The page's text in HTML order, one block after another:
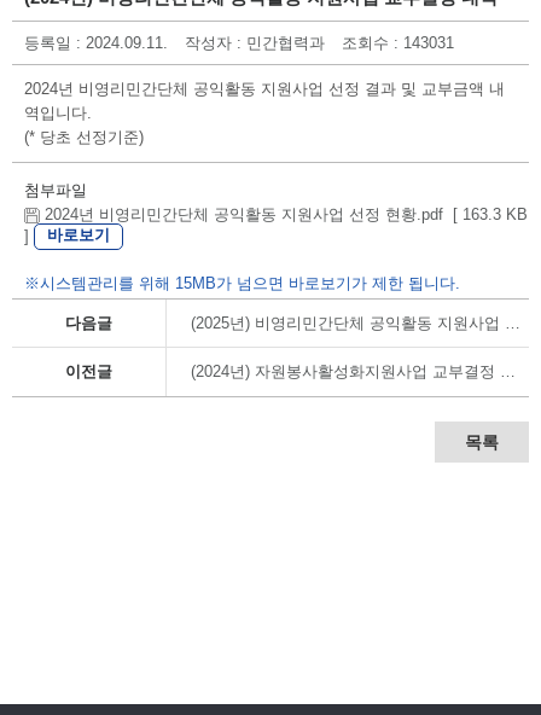
등록일 : 2024.09.11. 작성자 : 민간협력과 조회수 : 143031
2024년 비영리민간단체 공익활동 지원사업 선정 결과 및 교부금액 내
역입니다.
(* 당초 선정기준)
첨부파일
2024년 비영리민간단체 공익활동 지원사업 선정 현황.pdf [ 163.3 KB
]
바로보기
※시스템관리를 위해 15MB가 넘으면 바로보기가 제한 됩니다.
다음글 (2025년) 비영리민간단체 공익활동 지원사업 교부결정 내역
이전글 (2024년) 자원봉사활성화지원사업 교부결정 내역
목록